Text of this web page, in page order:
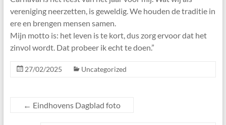
vereniging neerzetten, is geweldig. We houden de traditie in
ere en brengen mensen samen.
Mijn motto is: het leven is te kort, dus zorg ervoor dat het
zinvol wordt. Dat probeer ik echt te doen.”
27/02/2025 Uncategorized
← Eindhovens Dagblad foto